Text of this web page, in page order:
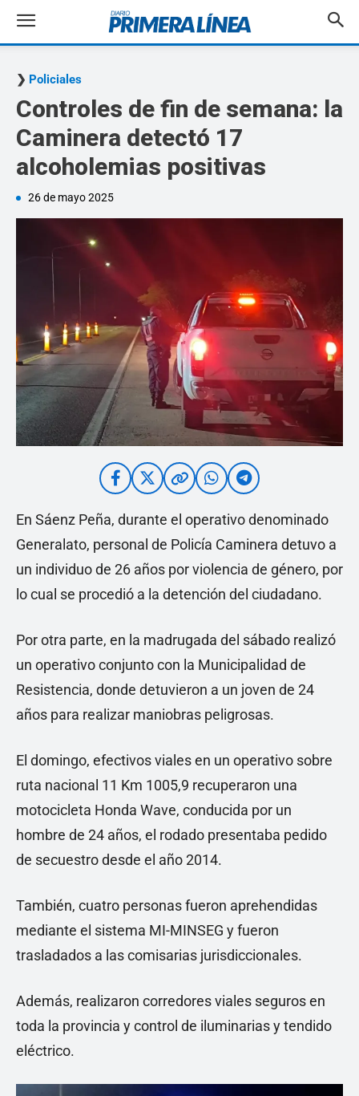
Policiales
Controles de fin de semana: la
Caminera detectó 17
alcoholemias positivas
26 de mayo 2025
En Sáenz Peña, durante el operativo denominado
Generalato, personal de Policía Caminera detuvo a
un individuo de 26 años por violencia de género, por
lo cual se procedió a la detención del ciudadano.
Por otra parte, en la madrugada del sábado realizó
un operativo conjunto con la Municipalidad de
Resistencia, donde detuvieron a un joven de 24
años para realizar maniobras peligrosas.
El domingo, efectivos viales en un operativo sobre
ruta nacional 11 Km 1005,9 recuperaron una
motocicleta Honda Wave, conducida por un
hombre de 24 años, el rodado presentaba pedido
de secuestro desde el año 2014.
También, cuatro personas fueron aprehendidas
mediante el sistema MI-MINSEG y fueron
trasladados a las comisarias jurisdiccionales.
Además, realizaron corredores viales seguros en
toda la provincia y control de iluminarias y tendido
eléctrico.